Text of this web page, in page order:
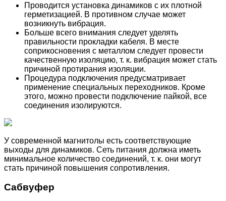
Проводится установка динамиков с их плотной
герметизацией. В противном случае может
возникнуть вибрация.
Больше всего внимания следует уделять
правильности прокладки кабеля. В месте
соприкосновения с металлом следует провести
качественную изоляцию, т. к. вибрация может стать
причиной протирания изоляции.
Процедура подключения предусматривает
применение специальных переходников. Кроме
этого, можно провести подключение пайкой, все
соединения изолируются.
У современной магнитолы есть соответствующие
выходы для динамиков. Сеть питания должна иметь
минимальное количество соединений, т. к. они могут
стать причиной повышения сопротивления.
Сабвуфер